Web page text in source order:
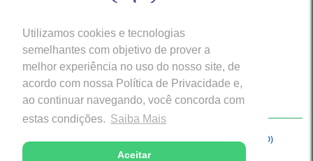
Utilizamos cookies e tecnologias
semelhantes com objetivo de prover a
melhor experiência no uso do nosso site, de
acordo com nossa Política de Privacidade e,
ao continuar navegando, você concorda com
estas condições. Saiba Mais
Aceitar
Copyright © 2026 - Arquidiocese de Porto Velho (RO)
Desenvolvido com excelência por